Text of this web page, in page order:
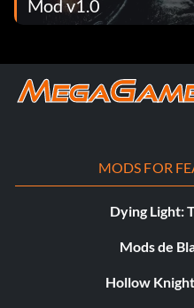
Mod v1.0
MODS FOR
Dying Light:
Mods de
Hollow